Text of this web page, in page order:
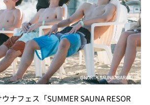
ナフェス「SUMMER SAUNA RESOR